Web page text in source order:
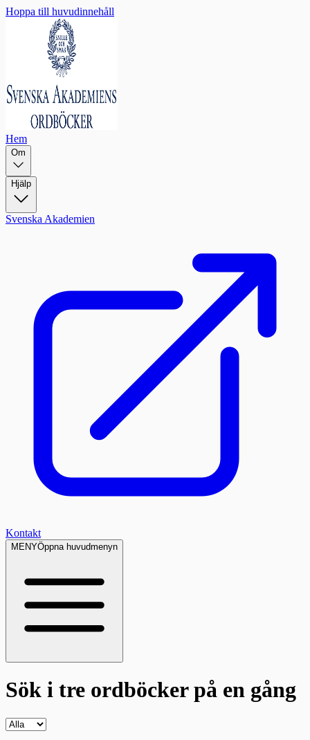
Hoppa till huvudinnehåll
Hem
Om
Hjälp
Svenska Akademien
Kontakt
MENYÖppna huvudmenyn
Sök i tre ordböckerpå en gång